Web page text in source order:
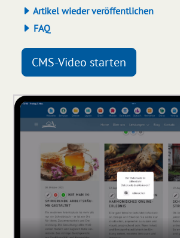
Artikel wieder veröffentlichen
FAQ
CMS-Video starten